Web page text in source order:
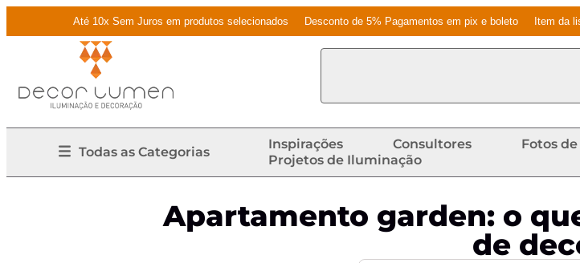
Até 10x Sem Juros em produtos selecionados Desconto de 5% Pagamentos em pix e boleto Item da
Todas as Categorias
Inspirações Consultores Fotos
Projetos de Iluminação
Apartamento garden: o
de